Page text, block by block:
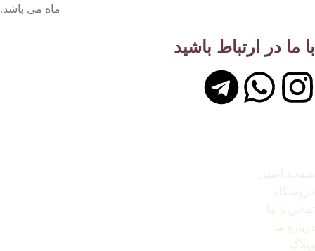
ماه می باشد.
با ما در ارتباط باشید
صفحه اصلی
فروشگاه
تماس با ما
درباره ما
وبلاگ